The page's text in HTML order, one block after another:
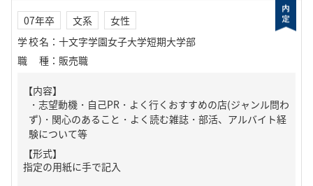
07年卒 文系
女性
学校名 ： 十文字学園女子大学短期大学部
職種 ： 販売職
【内容】
・志望動機・自己PR・よく行くおすすめの店(ジャンル問わ
ず)・関心のあること・よく読む雑誌・部活、アルバイト経
験について等
【形式】
指定の用紙に手で記入